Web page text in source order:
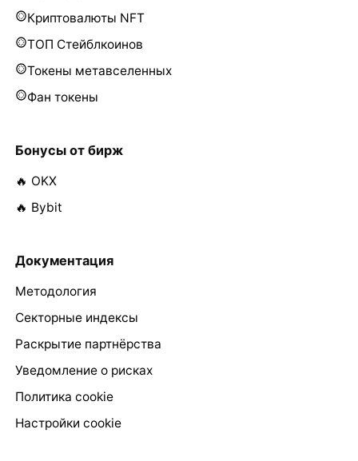
Криптовалюты NFT
ТОП Стейблкоинов
Токены метавселенных
Фан токены
Бонусы от бирж
🔥 OKX
🔥 Bybit
Документация
Методология
Секторные индексы
Раскрытие партнёрства
Уведомление о рисках
Политика cookie
Настройки cookie